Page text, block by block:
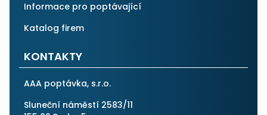
Informace pro poptávající
Katalog firem
KONTAKTY
AAA poptávka, s.r.o.
Sluneční náměstí 2583/11